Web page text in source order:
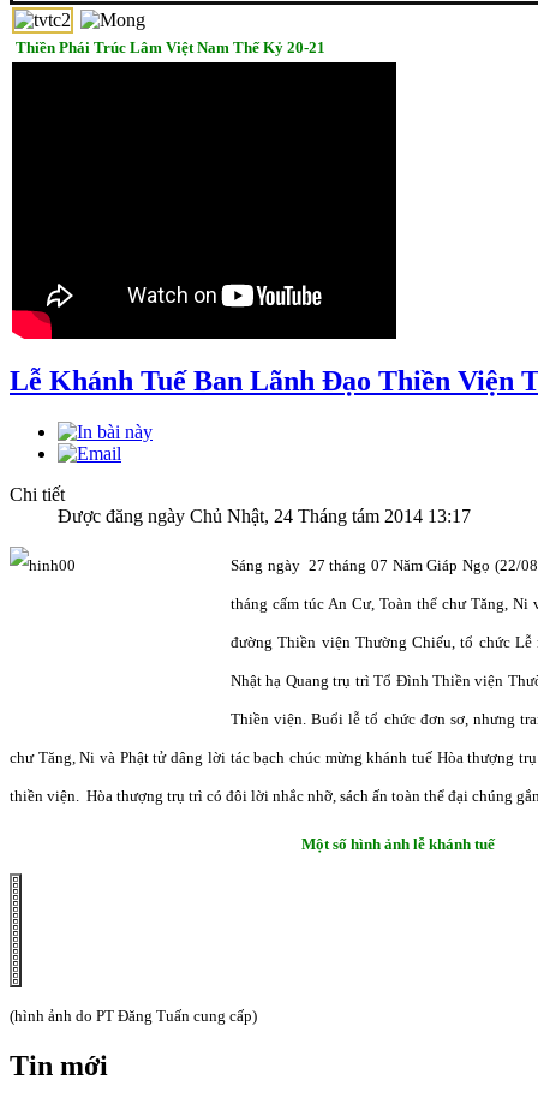
Thiền Phái Trúc Lâm Việt Nam Thế Kỷ 20-21
Lễ Khánh Tuế Ban Lãnh Đạo Thiền Viện
Chi tiết
Được đăng ngày Chủ Nhật, 24 Tháng tám 2014 13:17
Sáng ngày 27 tháng 07 Năm Giáp Ngọ (22/
tháng cấm túc An Cư, Toàn thể chư Tăng, Ni
đường Thiền viện Thường Chiếu, tổ chức
Nhật hạ Quang trụ trì Tổ Đình Thiền viện
Thiền viện.Buổi lễ tổ chức đơn sơ, nhưng
chư Tăng, Ni và Phật tử dâng lời tác bạch chúc mừng khánh tuế Hòa thượng
thiền viện. Hòa thượng trụ trì có đôi lời nhắc nhỡ, sách ấn toàn thể đại chúng
Một số hình ảnh lễ khánh tuế
(hình ảnh do PT Đăng Tuấn cung cấp)
Tin mới